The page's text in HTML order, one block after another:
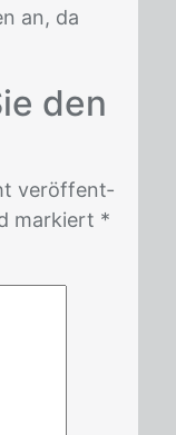
an, da
den
ver­öf­fent­
mar­kiert *